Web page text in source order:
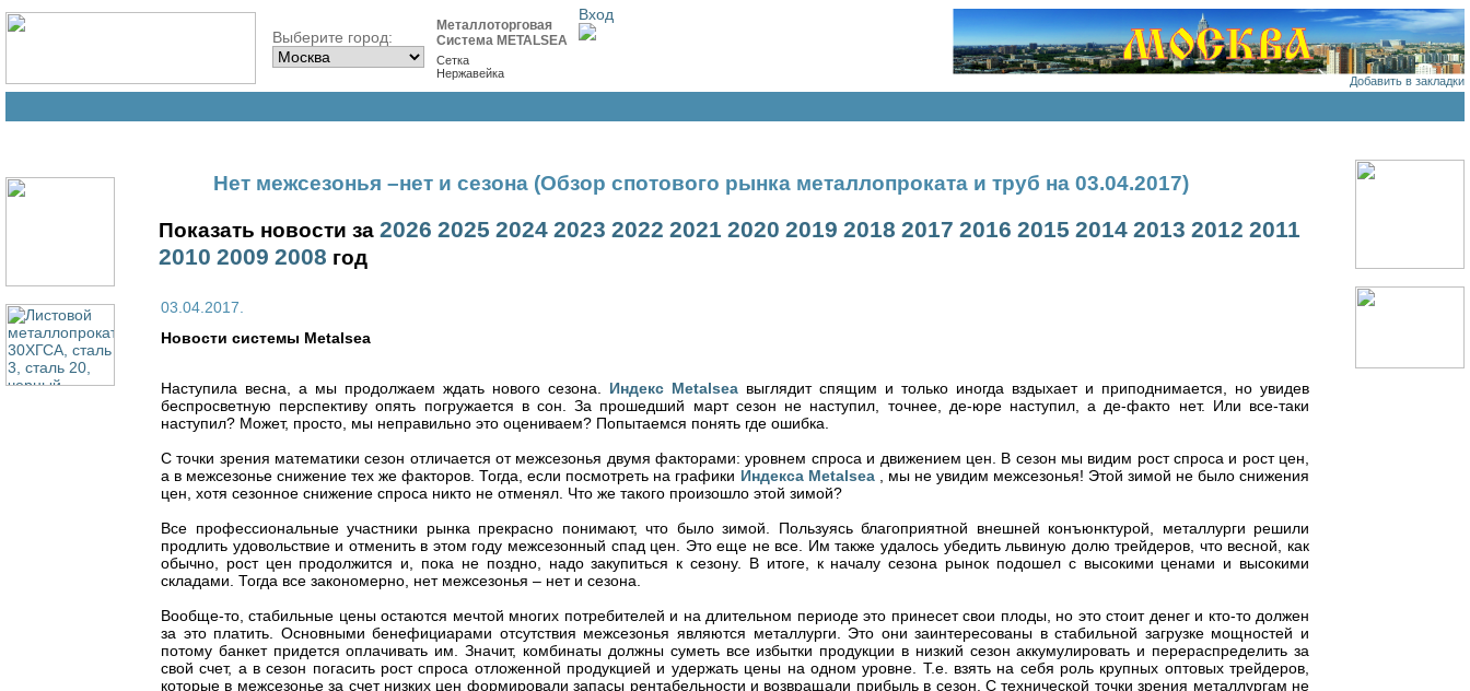
Выберите город:
Металлоторговая
Система METALSEA
Сетка
Нержавейка
Вход
Добавить в закладки
Нет межсезонья –нет и сезона (Обзор спотового рынка металлопроката и труб на 03.04.2017)
Показать новости за 2026 2025 2024 2023 2022 2021 2020 2019 2018 2017 2016 2015 2014 2013 2012 2011
2010 2009 2008 год
03.04.2017.
Новости cистемы Metalsea
Наступила весна, а мы продолжаем ждать нового сезона. Индекс Metalsea выглядит спящим и только иногда вздыхает и приподнимается, но увидев
беспросветную перспективу опять погружается в сон. За прошедший март сезон не наступил, точнее, де-юре наступил, а де-факто нет. Или все-таки
наступил? Может, просто, мы неправильно это оцениваем? Попытаемся понять где ошибка.
С точки зрения математики сезон отличается от межсезонья двумя факторами: уровнем спроса и движением цен. В сезон мы видим рост спроса и рост цен,
а в межсезонье снижение тех же факторов. Тогда, если посмотреть на графики Индекса Metalsea , мы не увидим межсезонья! Этой зимой не было снижения
цен, хотя сезонное снижение спроса никто не отменял. Что же такого произошло этой зимой?
Все профессиональные участники рынка прекрасно понимают, что было зимой. Пользуясь благоприятной внешней конъюнктурой, металлурги решили
продлить удовольствие и отменить в этом году межсезонный спад цен. Это еще не все. Им также удалось убедить львиную долю трейдеров, что весной, как
обычно, рост цен продолжится и, пока не поздно, надо закупиться к сезону. В итоге, к началу сезона рынок подошел с высокими ценами и высокими
складами. Тогда все закономерно, нет межсезонья – нет и сезона.
Вообще-то, стабильные цены остаются мечтой многих потребителей и на длительном периоде это принесет свои плоды, но это стоит денег и кто-то должен
за это платить. Основными бенефициарами отсутствия межсезонья являются металлурги. Это они заинтересованы в стабильной загрузке мощностей и
потому банкет придется оплачивать им. Значит, комбинаты должны суметь все избытки продукции в низкий сезон аккумулировать и перераспределить за
свой счет, а в сезон погасить рост спроса отложенной продукцией и удержать цены на одном уровне. Т.е. взять на себя роль крупных оптовых трейдеров,
которые в межсезонье за счет низких цен формировали запасы рентабельности и возвращали прибыль в сезон. С технической точки зрения металлургам не